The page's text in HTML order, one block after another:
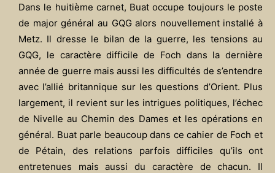
Dans le huitième carnet, Buat occupe toujours le poste
de major général au GQG alors nouvellement installé à
Metz. Il dresse le bilan de la guerre, les tensions au
GQG, le caractère difficile de Foch dans la dernière
année de guerre mais aussi les difficultés de s’entendre
avec l’allié britannique sur les questions d’Orient. Plus
largement, il revient sur les intrigues politiques, l’échec
de Nivelle au Chemin des Dames et les opérations en
général. Buat parle beaucoup dans ce cahier de Foch et
de Pétain, des relations parfois difficiles qu’ils ont
entretenues mais aussi du caractère de chacun. Il